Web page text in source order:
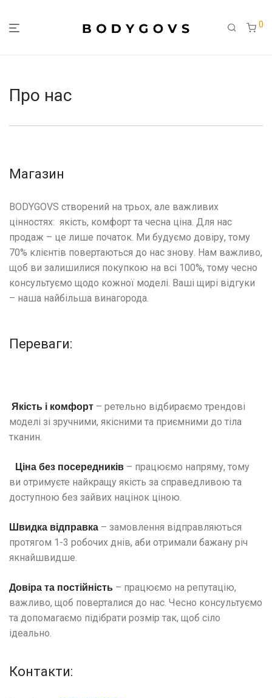
0
Про нас
Магазин
BODYGOVS створений на трьох, але важливих
цiнностях: якiсть, комфорт та чесна цiна. Для нас
продаж – це лише початок. Ми будуємо довiру, тому
70% клiєнтiв повертаються до нас знову. Нам важливо,
щоб ви залишилися покупкою на всi 100%, тому чесно
консультуємо щодо кожної моделi. Вашi щирi вiдгуки
– наша найбiльша винагорода.
Переваги:
Якiсть і комфорт – ретельно вiдбираємо трендовi
моделi зi зручними, якісними та приємними до тiла
тканин.
Цiна без посередникiв – працюємо напряму, тому
ви отримуєте найкращу якiсть за справедливою та
доступною без зайвих нацiнок ціною.
Швидка вiдправка – замовлення вiдправляються
протягом 1-3 робочих днів, аби отримали бажану рiч
якнайшвидше.
Довiра та постiйнiсть – працюємо на репутацiю,
важливо, щоб поверталися до нас. Чесно консультуємо
та допомагаємо пiдiбрати розмiр так, щоб сiло
iдеально.
Контакти: